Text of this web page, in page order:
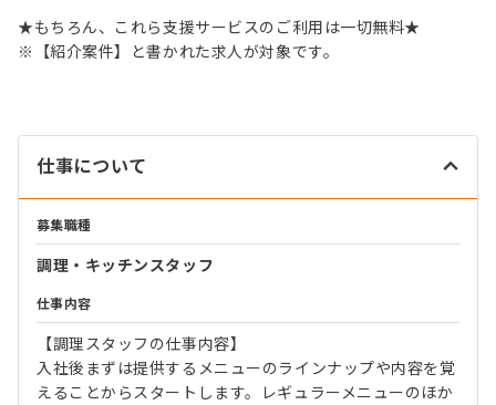
★もちろん、これら支援サービスのご利用は一切無料★
※【紹介案件】と書かれた求人が対象です。
仕事について
募集職種
調理・キッチンスタッフ
仕事内容
【調理スタッフの仕事内容】
入社後まずは提供するメニューのラインナップや内容を覚
えることからスタートします。レギュラーメニューのほか